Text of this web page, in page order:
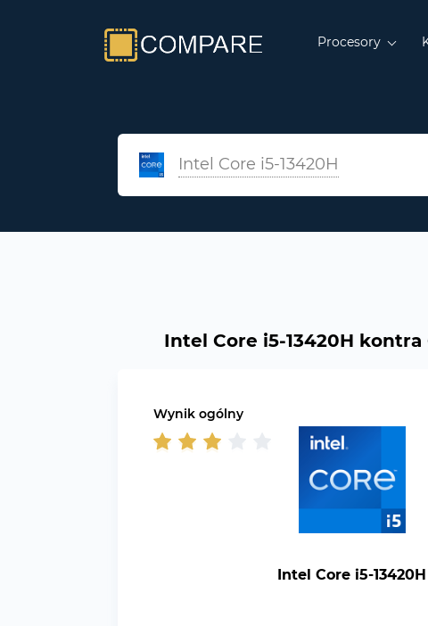
Procesory
Intel Core i5-13420H
Intel Core i5-13420H
Wynik ogólny
Intel Core i5-13420H